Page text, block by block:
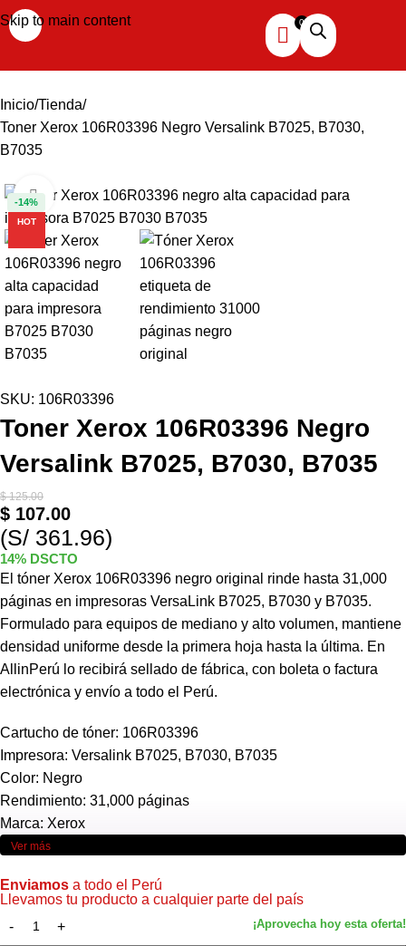
Skip to main content
Inicio Tienda
Toner Xerox 106R03396 Negro Versalink B7025, B7030,
B7035
-14%
HOT
Haga clic para ampliar
SKU: 106R03396
Toner Xerox 106R03396 Negro
Versalink B7025, B7030, B7035
$125.00
$ 107.00
(S/ 361.96)
14% DSCTO
El tóner Xerox 106R03396 negro original rinde hasta 31,000
páginas en impresoras VersaLink B7025, B7030 y B7035.
Formulado para equipos de mediano y alto volumen, mantiene
densidad uniforme desde la primera hoja hasta la última. En
AllinPerú lo recibirá sellado de fábrica, con boleta o factura
electrónica y envío a todo el Perú.
Cartucho de tóner: 106R03396
Impresora: Versalink B7025, B7030, B7035
Color: Negro
Rendimiento: 31,000 páginas
Marca: Xerox
Ver más
Enviamos a todo el Perú
Llevamos tu producto a cualquier parte del país